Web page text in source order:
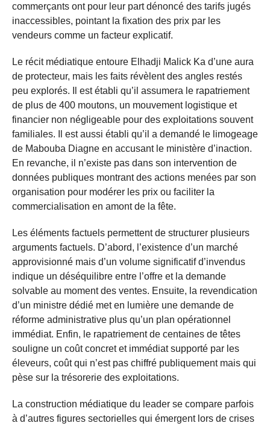
commerçants ont pour leur part dénoncé des tarifs jugés
inaccessibles, pointant la fixation des prix par les
vendeurs comme un facteur explicatif.
Le récit médiatique entoure Elhadji Malick Ka d’une aura
de protecteur, mais les faits révèlent des angles restés
peu explorés. Il est établi qu’il assumera le rapatriement
de plus de 400 moutons, un mouvement logistique et
financier non négligeable pour des exploitations souvent
familiales. Il est aussi établi qu’il a demandé le limogeage
de Mabouba Diagne en accusant le ministère d’inaction.
En revanche, il n’existe pas dans son intervention de
données publiques montrant des actions menées par son
organisation pour modérer les prix ou faciliter la
commercialisation en amont de la fête.
Les éléments factuels permettent de structurer plusieurs
arguments factuels. D’abord, l’existence d’un marché
approvisionné mais d’un volume significatif d’invendus
indique un déséquilibre entre l’offre et la demande
solvable au moment des ventes. Ensuite, la revendication
d’un ministre dédié met en lumière une demande de
réforme administrative plus qu’un plan opérationnel
immédiat. Enfin, le rapatriement de centaines de têtes
souligne un coût concret et immédiat supporté par les
éleveurs, coût qui n’est pas chiffré publiquement mais qui
pèse sur la trésorerie des exploitations.
La construction médiatique du leader se compare parfois
à d’autres figures sectorielles qui émergent lors de crises